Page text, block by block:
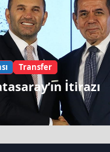
Transfer
İtirazı